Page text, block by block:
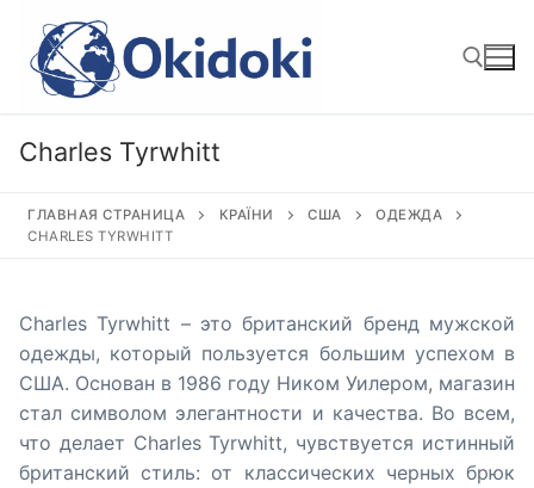
содержимому
Charles Tyrwhitt
ГЛАВНАЯ СТРАНИЦА КРАЇНИ США
ОДЕЖДА
CHARLES TYRWHITT
Charles Tyrwhitt – это британский бренд мужской
одежды, который пользуется большим успехом в
США. Основан в 1986 году Ником Уилером, магазин
стал символом элегантности и качества. Во всем,
что делает Charles Tyrwhitt, чувствуется истинный
британский стиль: от классических черных брюк